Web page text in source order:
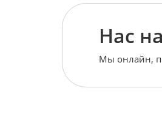
Нас
Мы онлайн,